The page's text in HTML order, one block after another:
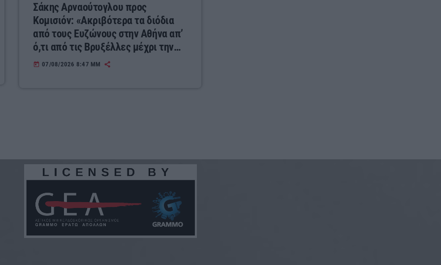
Σάκης Αρναούτογλου προς
Κομισιόν: «Ακριβότερα τα διόδια
από τους Ευζώνους στην Αθήνα απ’
ό,τι από τις Βρυξέλλες μέχρι την
Ελλάδα»
today 07/08/2026 8:47 ΜΜ